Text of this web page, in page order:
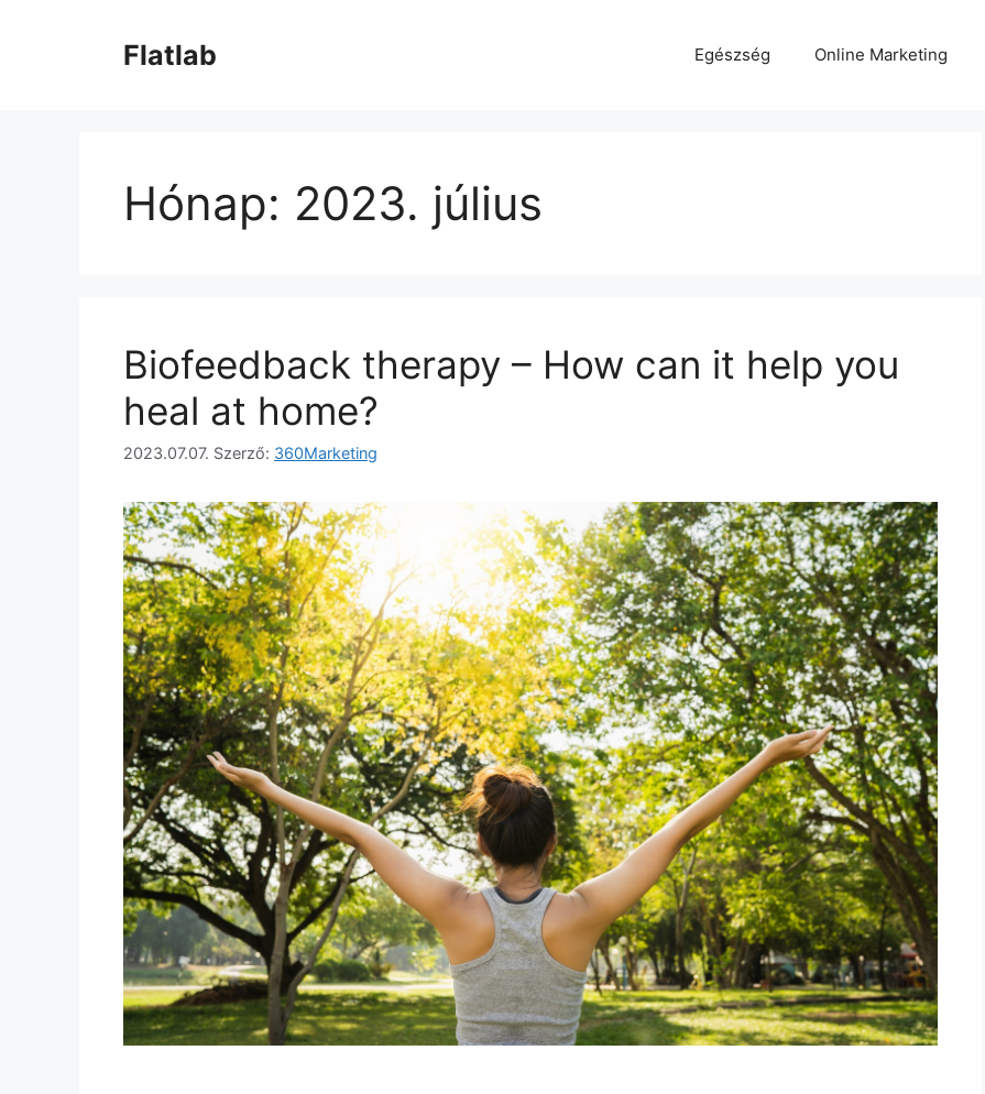
Flatlab Egészség Online Marketing
Hónap: 2023. július
Biofeedback therapy – How can it help you
heal at home?
2023.07.07. Szerző: 360Marketing